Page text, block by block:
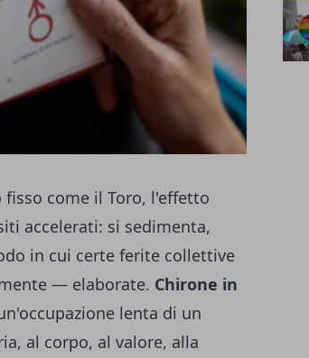
come il Toro, l'effetto
accelerati: si sedimenta,
in cui certe ferite collettive
— elaborate. Chirone in
lenta di un
al corpo, al valore, alla